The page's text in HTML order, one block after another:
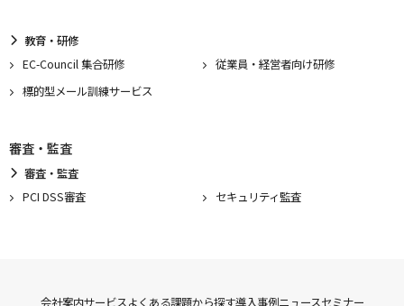
教育・研修
EC-Council 集合研修
従業員・経営者向け研修
標的型メール訓練サービス
審査・監査
審査・監査
PCI DSS審査
セキュリティ監査
会社案内サービスよくある課題から探す導入事例ニュースセミナー